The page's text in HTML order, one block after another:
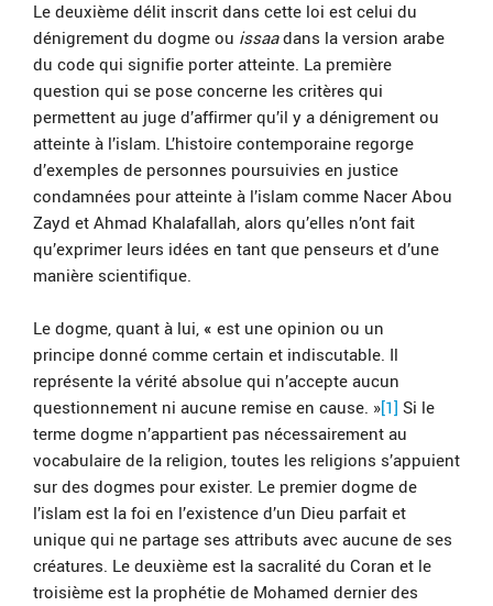
Le deuxième délit inscrit dans cette loi est celui du
dénigrement du dogme ou issaadans la version arabe
du code qui signifie porter atteinte. La première
question qui se pose concerne les critères qui
permettent au juge d’affirmer qu’il y a dénigrement ou
atteinte à l’islam. L’histoire contemporaine regorge
d’exemples de personnes poursuivies en justice
condamnées pour atteinte à l’islam comme Nacer Abou
Zayd et Ahmad Khalafallah, alors qu’elles n’ont fait
qu’exprimer leurs idées en tant que penseurs et d’une
manière scientifique.
Le dogme, quant à lui, « est une opinion ou un
principe donné comme certain et indiscutable. Il
représente la vérité absolue qui n’accepte aucun
questionnement ni aucune remise en cause. »[1] Si le
terme dogme n’appartient pas nécessairement au
vocabulaire de la religion, toutes les religions s’appuient
sur des dogmes pour exister. Le premier dogme de
l’islam est la foi en l’existence d’un Dieu parfait et
unique qui ne partage ses attributs avec aucune de ses
créatures. Le deuxième est la sacralité du Coran et le
troisième est la prophétie de Mohamed dernier des